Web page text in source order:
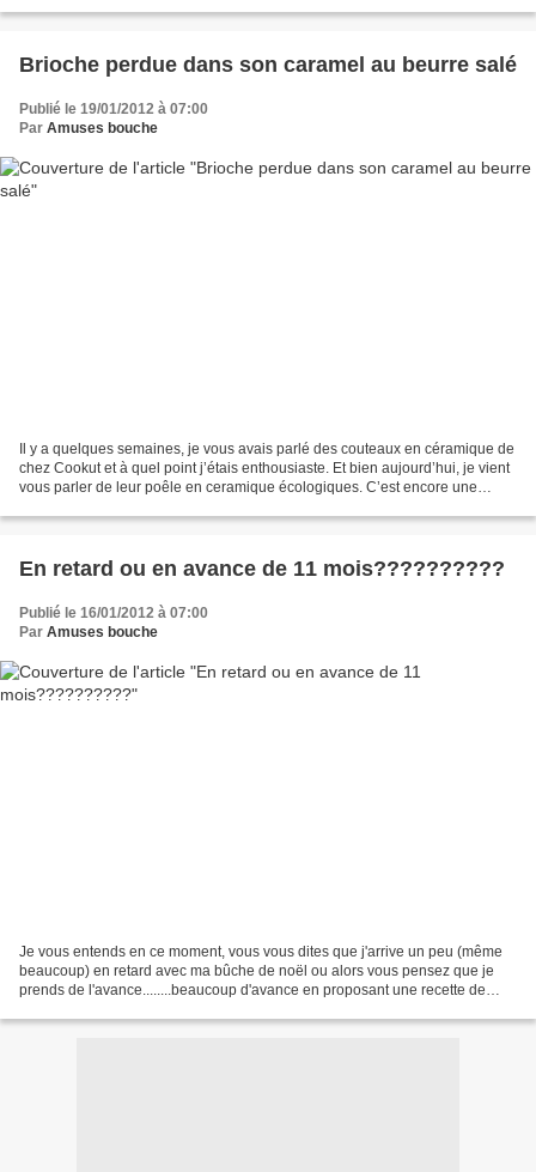
Brioche perdue dans son caramel au beurre salé
Publié le 19/01/2012 à 07:00
Par Amuses bouche
Il y a quelques semaines, je vous avais parlé des couteaux en céramique de
chez Cookut et à quel point j’étais enthousiaste. Et bien aujourd’hui, je vient
vous parler de leur poêle en ceramique écologiques. C’est encore une
En retard ou en avance de 11 mois??????????
Publié le 16/01/2012 à 07:00
Par Amuses bouche
Je vous entends en ce moment, vous vous dites que j'arrive un peu (même
beaucoup) en retard avec ma bûche de noël ou alors vous pensez que je
prends de l'avance........beaucoup d'avance en proposant une recette de